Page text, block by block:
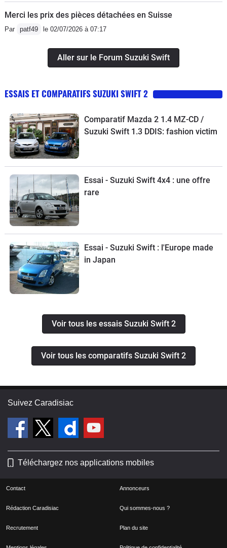
Merci les prix des pièces détachées en Suisse
Par patf49 le 02/07/2026 à 07:17
Aller sur le Forum Suzuki Swift
ESSAIS ET COMPARATIFS SUZUKI SWIFT 2
Comparatif Mazda 2 1.4 MZ-CD /
Suzuki Swift 1.3 DDIS: fashion victim
Essai - Suzuki Swift 4x4 : une offre
rare
Essai - Suzuki Swift : l'Europe made
in Japan
Voir tous les essais Suzuki Swift 2
Voir tous les comparatifs Suzuki Swift 2
Suivez Caradisiac
Téléchargez nos applications mobiles
Contact Annonceurs
Rédaction Caradisiac Qui sommes-nous ?
Recrutement Plan du site